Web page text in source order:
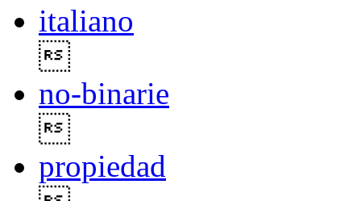
italiano
no-binarie
propiedad